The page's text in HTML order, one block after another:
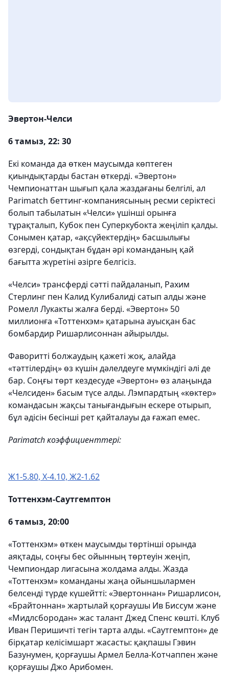
Эвертон-Челси
6 тамыз, 22: 30
Екі команда да өткен маусымда көптеген
қиындықтарды бастан өткерді. «Эвертон»
Чемпионаттан шығып қала жаздағаны белгілі, ал
Parimatch беттинг-компаниясының ресми серіктесі
болып табылатын «Челси» үшінші орынға
тұрақталып, Кубок пен Суперкубокта жеңіліп қалды.
Сонымен қатар, «ақсүйектердің» басшылығы
өзгерді, сондықтан бұдан әрі команданың қай
бағытта жүретіні әзірге белгісіз.
«Челси» трансферді сәтті пайдаланып, Рахим
Стерлинг пен Калид Кулибалиді сатып алды және
Ромелл Лукакты жалға берді. «Эвертон» 50
миллионға «Тоттенхэм» қатарына ауысқан бас
бомбардир Ришарлисоннан айырылды.
Фаворитті болжаудың қажеті жоқ, алайда
«тәттілердің» өз күшін дәлелдеуге мүмкіндігі әлі де
бар. Соңғы төрт кездесуде «Эвертон» өз алаңында
«Челсиден» басым түсе алды. Лэмпардтың «көктер»
командасын жақсы танығандығын ескере отырып,
бұл әдісін бесінші рет қайталауы да ғажап емес.
Parimatch коэффициенттері:
Ж1-5.80, Х-4.10, Ж2-1.62
Тоттенхэм-Саутгемптон
6 тамыз, 20:00
«Тоттенхэм» өткен маусымды төртінші орында
аяқтады, соңғы бес ойынның төртеуін жеңіп,
Чемпиондар лигасына жолдама алды. Жазда
«Тоттенхэм» команданы жаңа ойыншылармен
белсенді түрде күшейтті: «Эвертоннан» Ришарлисон,
«Брайтоннан» жартылай қорғаушы Ив Биссум және
«Мидлсбородан» жас талант Джед Спенс көшті. Клуб
Иван Перишичті тегін тарта алды. «Саутгемптон» де
бірқатар келісімшарт жасасты: қақпашы Гэвин
Базунумен, қорғаушы Армел Белла-Котчаппен және
қорғаушы Джо Арибомен.